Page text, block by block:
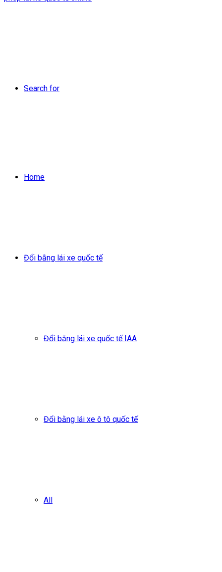
Search for
Home
Đổi bằng lái xe quốc tế
Đổi bằng lái xe quốc tế IAA
Đổi bằng lái xe ô tô quốc tế
All